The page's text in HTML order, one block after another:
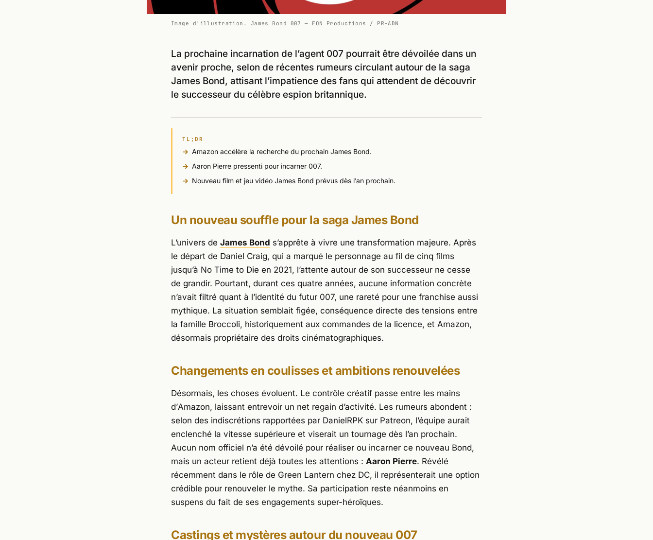
Image d'illustration. James Bond 007 — EON Productions / PR-ADN
La prochaine incarnation de l’agent 007 pourrait être dévoilée dans un
avenir proche, selon de récentes rumeurs circulant autour de la saga
James Bond, attisant l’impatience des fans qui attendent de découvrir
le successeur du célèbre espion britannique.
TL;DR
Amazon accélère la recherche du prochain James Bond.
Aaron Pierre pressenti pour incarner 007.
Nouveau film et jeu vidéo James Bond prévus dès l’an prochain.
Un nouveau souffle pour la saga James Bond
L’univers de James Bond s’apprête à vivre une transformation majeure. Après
le départ de Daniel Craig, qui a marqué le personnage au fil de cinq films
jusqu’à No Time to Die en 2021, l’attente autour de son successeur ne cesse
de grandir. Pourtant, durant ces quatre années, aucune information concrète
n’avait filtré quant à l’identité du futur 007, une rareté pour une franchise aussi
mythique. La situation semblait figée, conséquence directe des tensions entre
la famille Broccoli, historiquement aux commandes de la licence, et Amazon,
désormais propriétaire des droits cinématographiques.
Changements en coulisses et ambitions renouvelées
Désormais, les choses évoluent. Le contrôle créatif passe entre les mains
d’Amazon, laissant entrevoir un net regain d’activité. Les rumeurs abondent :
selon des indiscrétions rapportées par DanielRPK sur Patreon, l’équipe aurait
enclenché la vitesse supérieure et viserait un tournage dès l’an prochain.
Aucun nom officiel n’a été dévoilé pour réaliser ou incarner ce nouveau Bond,
mais un acteur retient déjà toutes les attentions : Aaron Pierre. Révélé
récemment dans le rôle de Green Lantern chez DC, il représenterait une option
crédible pour renouveler le mythe. Sa participation reste néanmoins en
suspens du fait de ses engagements super-héroïques.
Castings et mystères autour du nouveau 007